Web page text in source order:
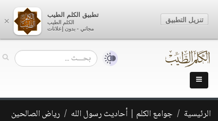
الرئيسية جوامع الكلم | أحاديث رسول الله رياض الصالحين
×
تطبيق الكلم الطيب
الكلم الطيب
مجاني - بدون إعلانات
تنزيل التطبيق